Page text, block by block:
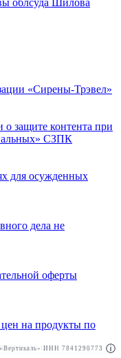
ИНН: 7708095468
«Сирены-Трэвел»
о защите контента при
СЗПК
для осужденных
дела не
оферты
на продукты по
ИНН 7841290773